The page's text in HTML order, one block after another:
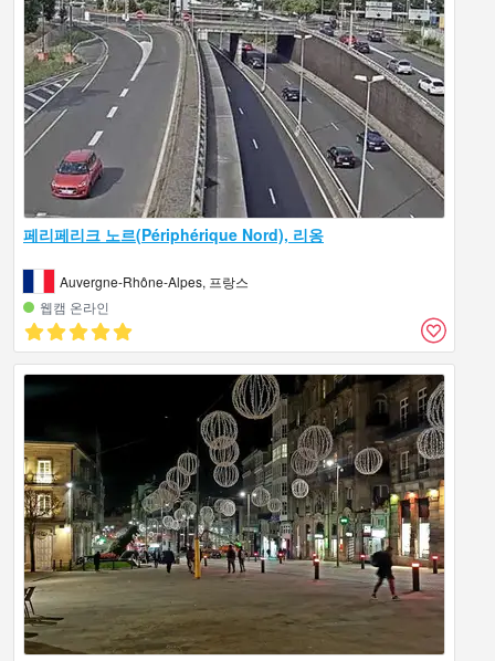
페리페리크 노르(Périphérique Nord), 리옹
Auvergne-Rhône-Alpes, 프랑스
웹캠 온라인